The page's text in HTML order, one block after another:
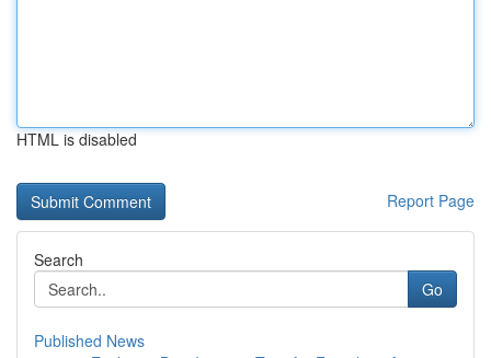
HTML is disabled
Report Page
Search
Go
Published News